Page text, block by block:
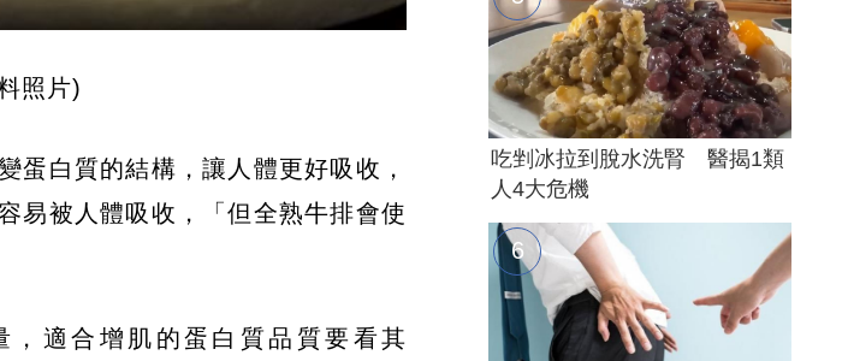
照片)
蛋白質的結構，讓人體更好吸收，
易被人體吸收，「但全熟牛排會使
適合增肌的蛋白質品質要看其
吃剉冰拉到脫水洗腎 醫揭1類
人4大危機